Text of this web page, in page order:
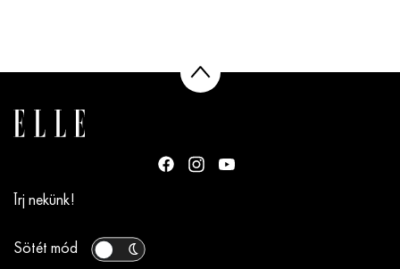
Írj nekünk!
Sötét mód